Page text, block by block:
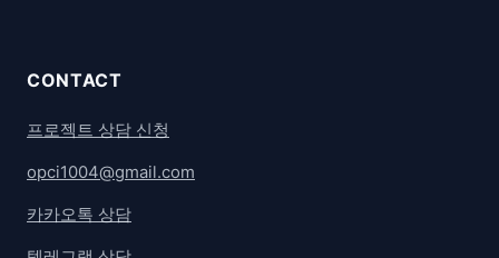
CONTACT
프로젝트 상담 신청
opci1004@gmail.com
카카오톡 상담